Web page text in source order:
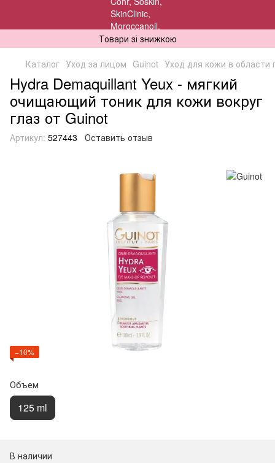
Товари зі знижкою
Каталог Уход за лицом Guinot Уход для кожи в области
Hydra Demaquillant Yeux - мягкий
очищающий тоник для кожи вокруг
глаз от Guinot
Артикул: 527443 Оставить отзыв
−10%
Объем
125 ml
В наличии